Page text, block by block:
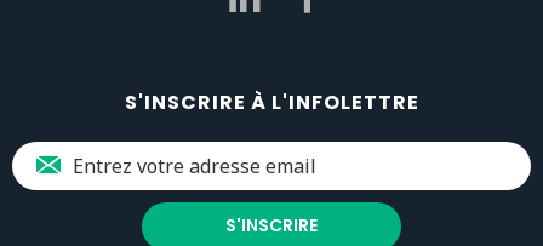
S'INSCRIRE À L'INFOLETTRE